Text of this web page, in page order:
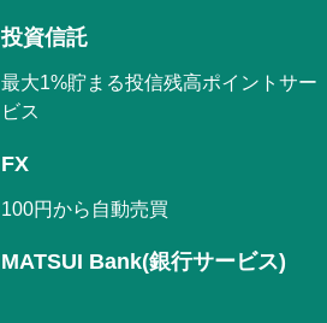
投資信託
最大1%貯まる投信残高ポイントサー
ビス
FX
100円から自動売買
MATSUI Bank(銀行サービス)